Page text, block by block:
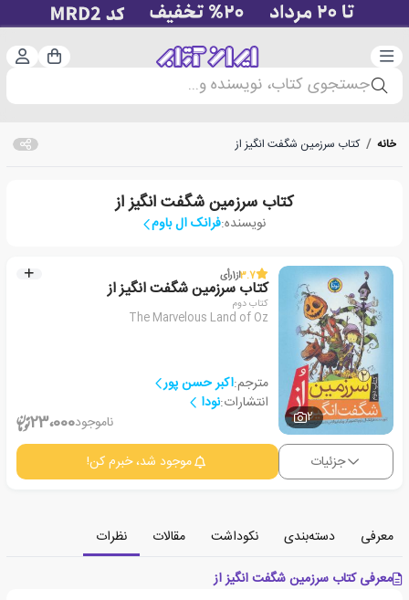
دسته‌بندی سبد
جستجوی کتاب، نویسنده و...
خانه / کتاب سرزمین شگفت انگیز از
کتاب سرزمین شگفت انگیز از
نویسنده:فرانک ال باوم
2
3.7از1رأی
کتاب سرزمین شگفت انگیز از
کتاب دوم
The Marvelous Land of Oz
مترجم:اکبر حسن پور
انتشارات:نودا
ناموجود23،000
جزئیات موجود شد، خبرم کن!
معرفی دسته‌بندی نکوداشت مقالات
نظرات
معرفی کتاب سرزمین شگفت انگیز از